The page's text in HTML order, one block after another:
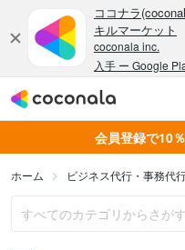
会員登録で10
ホーム ビジネス代行・事務代